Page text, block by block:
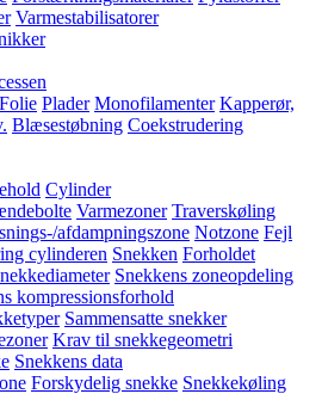
Varmestabilisatorer
Folie Plader Monofilamenter Kapperør,
Blæsestøbning Coekstrudering
Cylinder
Varmezoner Traverskøling
afdampningszone Notzone Fejl
cylinderen Snekken Forholdet
Snekkens zoneopdeling
kompressionsforhold
Sammensatte snekker
Krav til snekkegeometri
Snekkens data
Forskydelig snekke Snekkekøling